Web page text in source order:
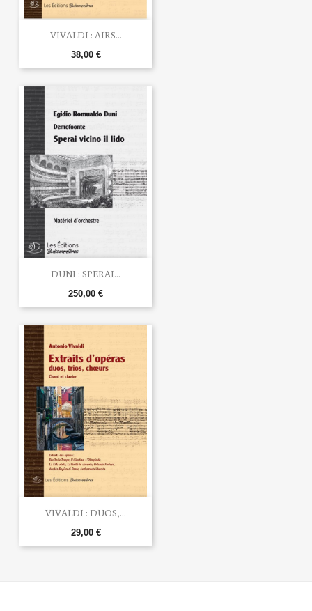
VIVALDI : AIRS...
38,00 €
DUNI : SPERAI...
250,00 €
VIVALDI : DUOS,...
29,00 €